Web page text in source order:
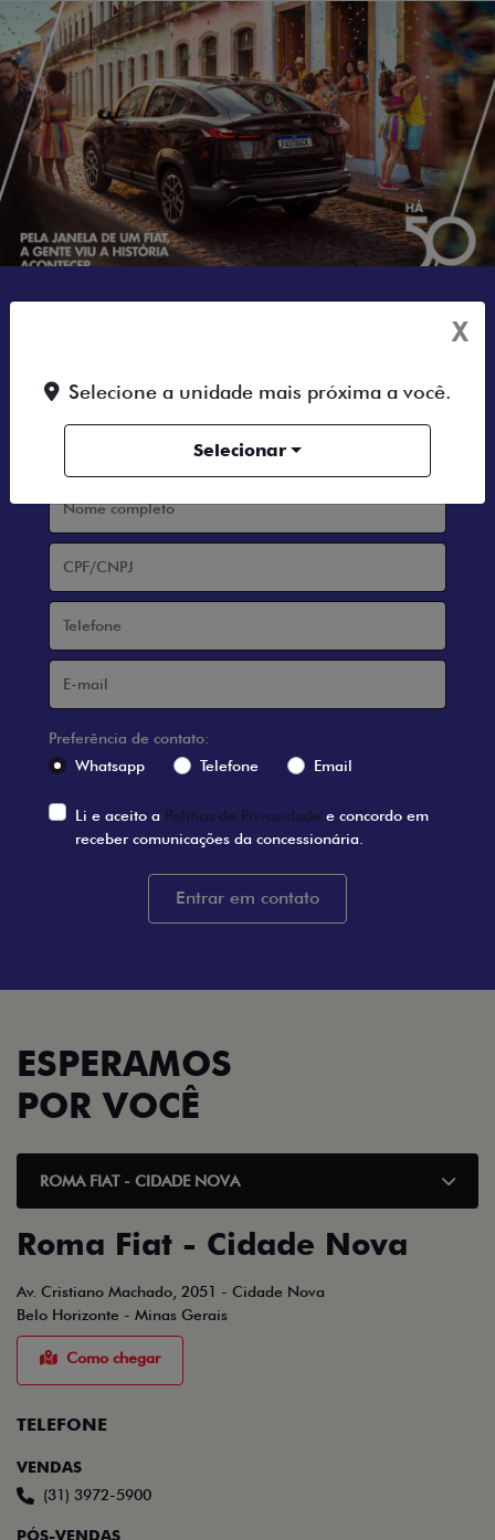
Preferência de contato:
Whatsapp
Telefone Email
Li e aceito a Política de Privacidade e concordo em
receber comunicações da concessionária.
Entrar em contato
ESPERAMOS
POR VOCÊ
ROMA FIAT - CIDADE NOVA
Roma Fiat - Cidade Nova
Av. Cristiano Machado, 2051 - Cidade Nova
Belo Horizonte - Minas Gerais
Como chegar
TELEFONE
VENDAS
(31) 3972-5900
PÓS-VENDAS
X
Selecione a unidade mais próxima a você.
Selecionar